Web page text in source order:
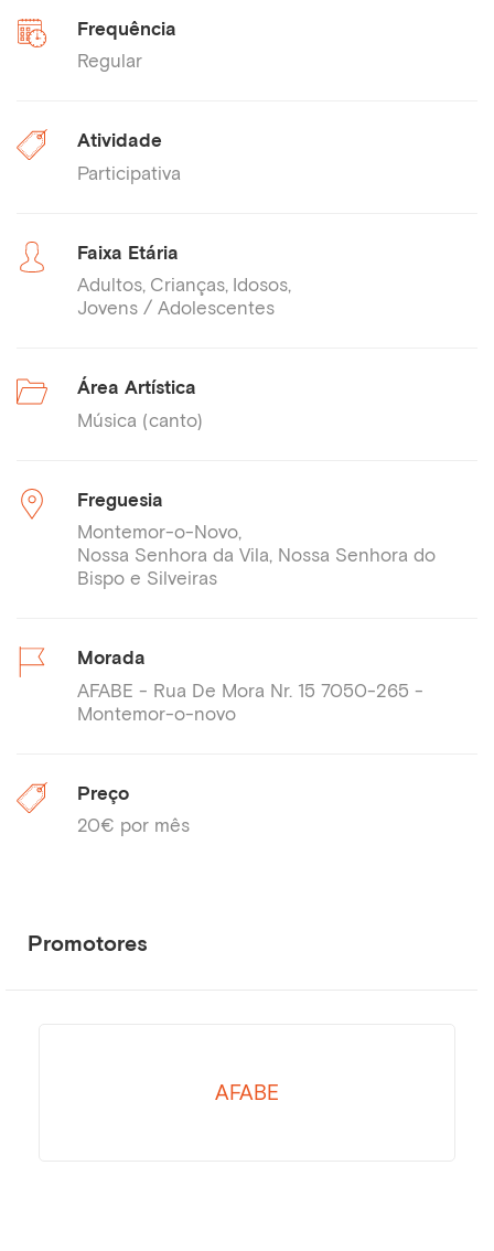
Frequência
Regular
Atividade
Participativa
Faixa Etária
Adultos Crianças Idosos
Jovens / Adolescentes
Área Artística
Música (canto)
Freguesia
Montemor-o-Novo
Nossa Senhora da Vila, Nossa Senhora do
Bispo e Silveiras
Morada
AFABE - Rua De Mora Nr. 15 7050-265 -
Montemor-o-novo
Preço
20€ por mês
Promotores
AFABE